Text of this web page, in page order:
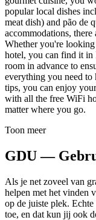
popular local dishes
meat dish) and pão de
accommodations,
Whether you're
hotel, you can find it in
room in advance to
everything you need
tips, you can enjoy
with all the free WiFi
matter where you go.
Toon meer
GDU —
Als je net zoveel van
helpen met het vinden
op de juiste plek.
toe, en dat kun jij ook